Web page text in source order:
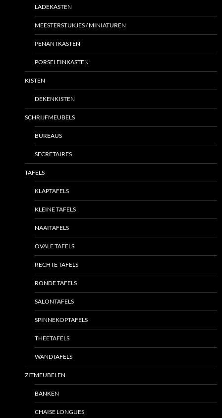
LADEKASTEN
MEESTERSTUKJES / MINIATUREN
PENANTKASTEN
PORSELEINKASTEN
KISTEN
DEKENKISTEN
SCHRIJFMEUBELS
BUREAUS
SECRETAIRES
TAFELS
KLAPTAFELS
KLEINE TAFELS
NAAITAFELS
OVALE TAFELS
RECHTE TAFELS
RONDE TAFELS
SALONTAFELS
SPINNEKOPTAFELS
THEETAFELS
WANDTAFELS
ZITMEUBELEN
BANKEN
CHAISE LONGUES